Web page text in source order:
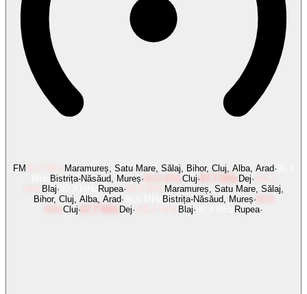
FM Maramureș, Satu Mare, Sălaj, Bihor, Cluj, Alba, Arad·
Bistrița-Năsăud, Mureș· Cluj· 87.7 MHz Dej·
Blaj· Rupea·
Maramureș, Satu Mare, Sălaj,
Bihor, Cluj, Alba, Arad· Bistrița-Năsăud, Mureș·
Cluj· 87.7 MHz Dej· Blaj· Rupea·